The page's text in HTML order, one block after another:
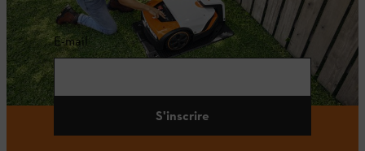
E-mail
S'inscrire